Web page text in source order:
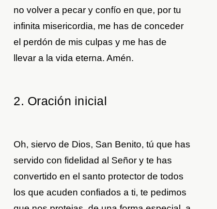
no volver a pecar y confío en que, por tu
infinita misericordia, me has de conceder
el perdón de mis culpas y me has de
llevar a la vida eterna. Amén.
2. Oración inicial
Oh, siervo de Dios, San Benito, tú que has
servido con fidelidad al Señor y te has
convertido en el santo protector de todos
los que acuden confiados a ti, te pedimos